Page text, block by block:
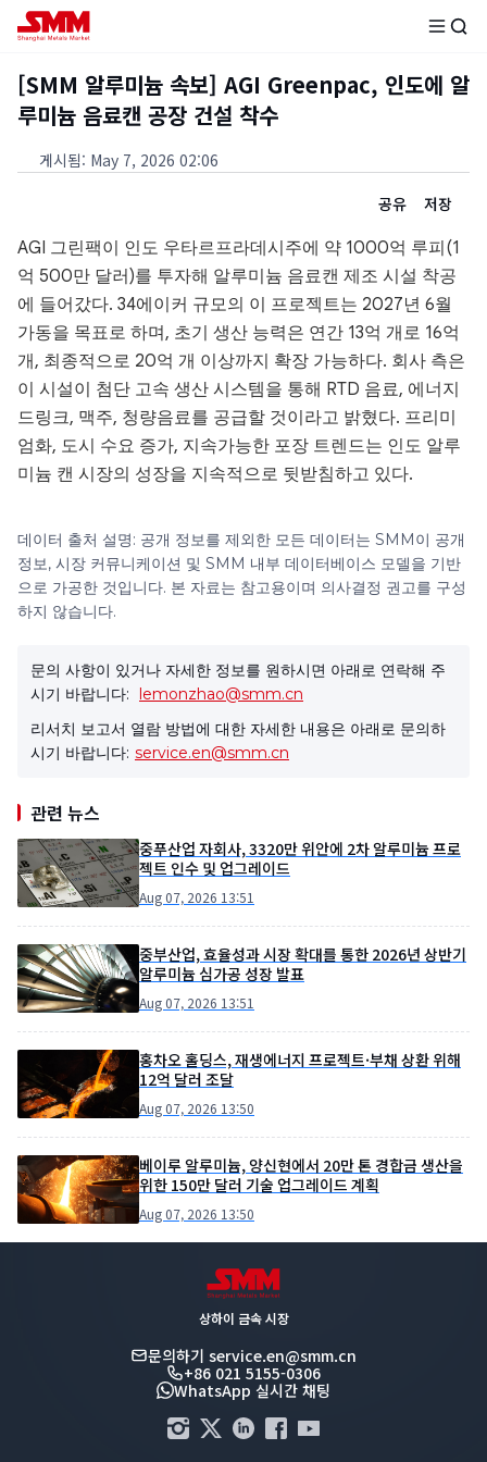
[SMM 알루미늄 속보] AGI Greenpac, 인도에 알
루미늄 음료캔 공장 건설 착수
게시됨: May 7, 2026 02:06
공유
저장
AGI 그린팩이 인도 우타르프라데시주에 약 1000억 루피(1
억 500만 달러)를 투자해 알루미늄 음료캔 제조 시설 착공
에 들어갔다. 34에이커 규모의 이 프로젝트는 2027년 6월
가동을 목표로 하며, 초기 생산 능력은 연간 13억 개로 16억
개, 최종적으로 20억 개 이상까지 확장 가능하다. 회사 측은
이 시설이 첨단 고속 생산 시스템을 통해 RTD 음료, 에너지
드링크, 맥주, 청량음료를 공급할 것이라고 밝혔다. 프리미
엄화, 도시 수요 증가, 지속가능한 포장 트렌드는 인도 알루
미늄 캔 시장의 성장을 지속적으로 뒷받침하고 있다.
데이터 출처 설명: 공개 정보를 제외한 모든 데이터는 SMM이 공개
정보, 시장 커뮤니케이션 및 SMM 내부 데이터베이스 모델을 기반
으로 가공한 것입니다. 본 자료는 참고용이며 의사결정 권고를 구성
하지 않습니다.
문의 사항이 있거나 자세한 정보를 원하시면 아래로 연락해 주
시기 바랍니다: lemonzhao@smm.cn
리서치 보고서 열람 방법에 대한 자세한 내용은 아래로 문의하
시기 바랍니다: service.en@smm.cn
관련 뉴스
중푸산업 자회사, 3320만 위안에 2차 알루미늄 프로
젝트 인수 및 업그레이드
Aug 07, 2026 13:51
중부산업, 효율성과 시장 확대를 통한 2026년 상반기
알루미늄 심가공 성장 발표
Aug 07, 2026 13:51
홍차오 홀딩스, 재생에너지 프로젝트·부채 상환 위해
12억 달러 조달
Aug 07, 2026 13:50
베이루 알루미늄, 양신현에서 20만 톤 경합금 생산을
위한 150만 달러 기술 업그레이드 계획
Aug 07, 2026 13:50
상하이 금속 시장
문의하기 service.en@smm.cn
+86 021 5155-0306
WhatsApp 실시간 채팅